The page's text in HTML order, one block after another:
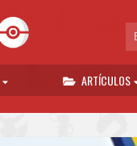
ARTÍCULOS